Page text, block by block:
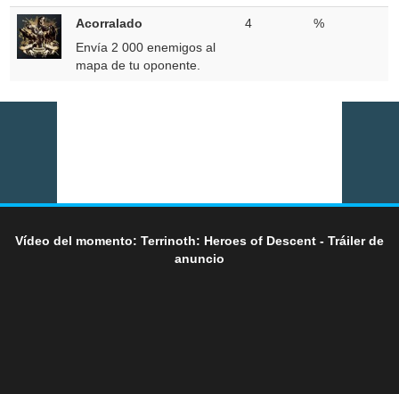
Acorralado
Envía 2 000 enemigos al
mapa de tu oponente.
4 %
Vídeo del momento: Terrinoth: Heroes of Descent - Tráiler de
anuncio